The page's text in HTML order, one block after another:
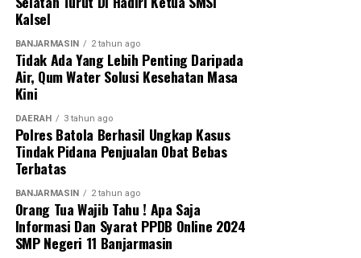
Messenger 0 Twitter
Kalsel
BANJARMASIN 2 tahun ago
Tidak Ada Yang Lebih Penting Daripada
Air, Qum Water Solusi Kesehatan Masa
Kini
DAERAH 3 tahun ago
Polres Batola Berhasil Ungkap Kasus
Tindak Pidana Penjualan Obat Bebas
Terbatas
BANJARMASIN 2 tahun ago
Orang Tua Wajib Tahu ! Apa Saja
Informasi Dan Syarat PPDB Online 2024
SMP Negeri 11 Banjarmasin